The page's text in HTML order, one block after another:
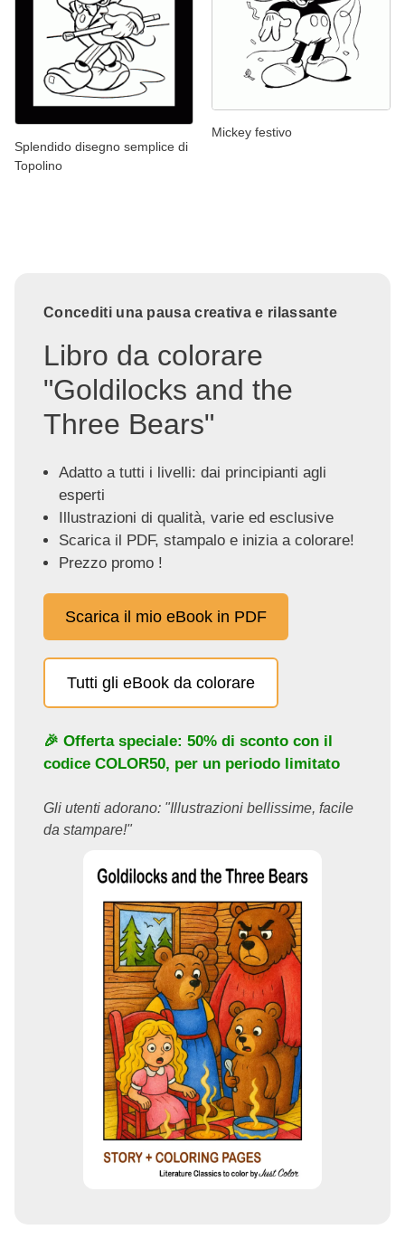
Splendido disegno semplice di
Topolino
Mickey festivo
Concediti una pausa creativa e rilassante
Libro da colorare
"Goldilocks and the
Three Bears"
Adatto a tutti i livelli: dai principianti agli
esperti
Illustrazioni di qualità, varie ed esclusive
Scarica il PDF, stampalo e inizia a colorare!
Prezzo promo !
Scarica il mio eBook in PDF
Tutti gli eBook da colorare
🎉 Offerta speciale: 50% di sconto con il
codice COLOR50, per un periodo limitato
Gli utenti adorano: "Illustrazioni bellissime, facile
da stampare!"